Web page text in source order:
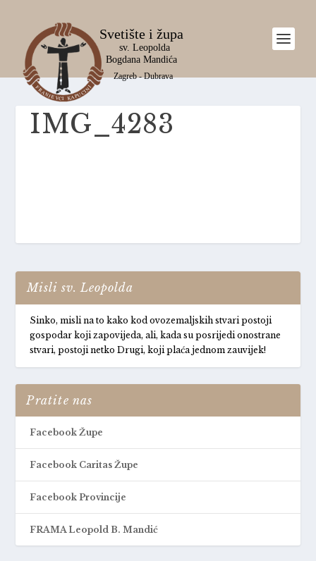
IMG_4283
Misli sv. Leopolda
Sinko, misli na to kako kod ovozemaljskih stvari postoji
gospodar koji zapovijeda, ali, kada su posrijedi onostrane
stvari, postoji netko Drugi, koji plaća jednom zauvijek!
Pratite nas
Facebook Župe
Facebook Caritas Župe
Facebook Provincije
FRAMA Leopold B. Mandić